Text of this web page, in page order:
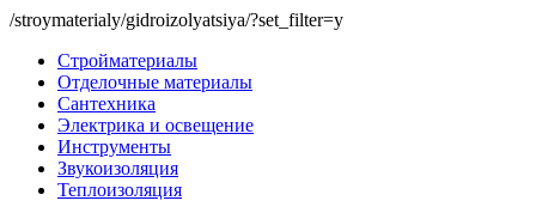
/stroymaterialy/gidroizolyatsiya/?set_filter=y
Стройматериалы
Отделочные материалы
Сантехника
Электрика и освещение
Инструменты
Звукоизоляция
Теплоизоляция